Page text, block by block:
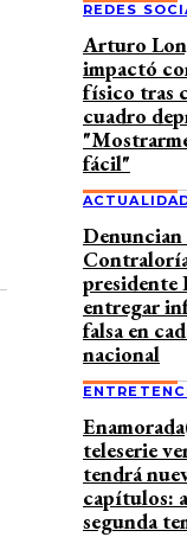
REDES
Arturo
impactó
físico tras
cuadro
fácil"
Denuncian
presidente
entregar
falsa en
nacional
teleserie
tendrá
capítulos:
segunda